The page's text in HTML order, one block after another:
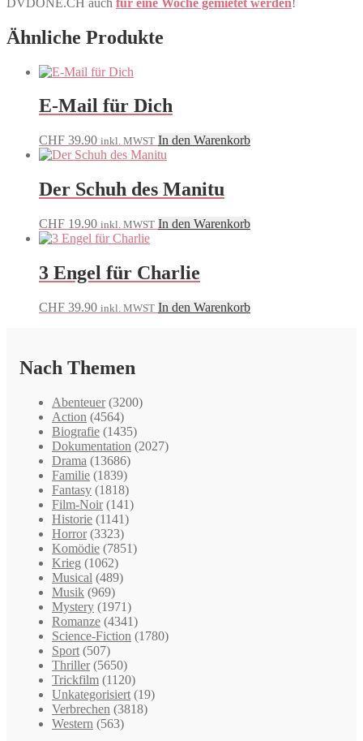
Ähnliche Produkte
E-Mail für Dich
CHF 39.90 inkl. MWST In den Warenkorb
Der Schuh des Manitu
CHF 19.90 inkl. MWST In den Warenkorb
3 Engel für Charlie
CHF 39.90 inkl. MWST In den Warenkorb
Nach Themen
Abenteuer (3200)
Action (4564)
Biografie (1435)
Dokumentation (2027)
Drama (13686)
Familie (1839)
Fantasy (1818)
Film-Noir (141)
Historie (1141)
Horror (3323)
Komödie (7851)
Krieg (1062)
Musical (489)
Musik (969)
Mystery (1971)
Romanze (4341)
Science-Fiction (1780)
Sport (507)
Thriller (5650)
Trickfilm (1120)
Unkategorisiert (19)
Verbrechen (3818)
Western (563)